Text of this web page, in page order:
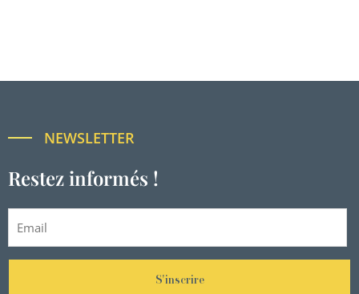
NEWSLETTER
Restez informés !
S'inscrire